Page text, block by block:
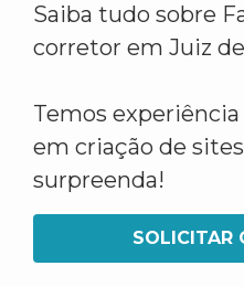
Saiba tudo sobre
corretor em Juiz
Temos
em criação de
surpreenda!
SOLICITAR